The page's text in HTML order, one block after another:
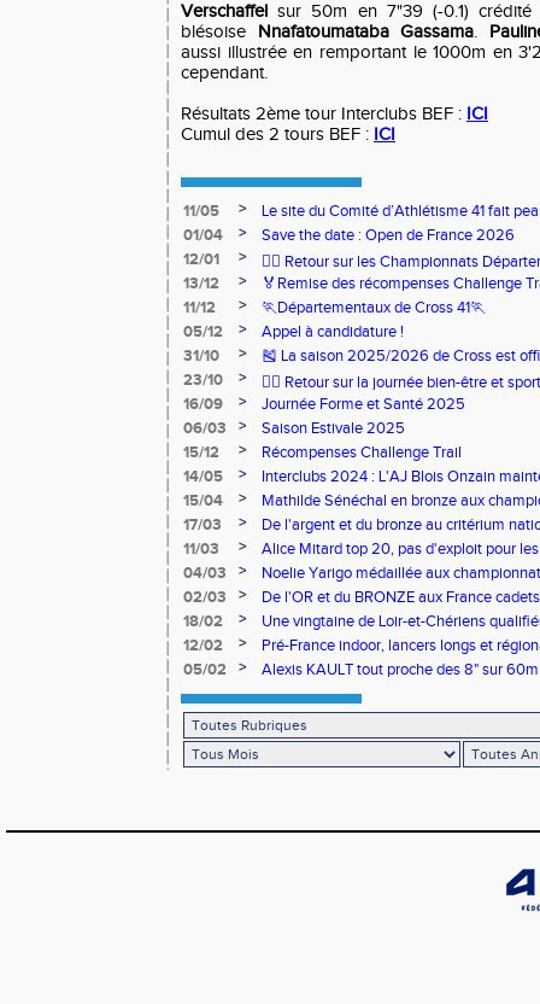
Verschaffel sur 50m en 7"39 (-0.1)
blésoise Nnafatoumataba Gassama.
aussi illustrée en remportant le 1000m en
cependant.
Résultats 2ème tour Interclubs BEF : ICI
Cumul des 2 tours BEF : ICI
11/05 >
Le site du Comité d’Athlétisme 41 fait
01/04
>
Save the date : Open de France 2026
12/01
>
🏃‍♂️ Retour sur les Championnats
13/12
>
🏅Remise des récompenses Challenge
11/12
>
🏃Départementaux de Cross 41🏃
05/12
>
Appel à candidature !
31/10
>
🎽 La saison 2025/2026 de Cross est
23/10
>
🧘‍♀️ Retour sur la journée bien-être et
16/09
>
Journée Forme et Santé 2025
06/03
>
Saison Estivale 2025
15/12
>
Récompenses Challenge Trail
14/05
>
Interclubs 2024 : L'AJ Blois Onzain
Romorantin en N2B
15/04 >
Mathilde Sénéchal en bronze aux
17/03
>
De l'argent et du bronze au critérium
11/03
>
Alice Mitard top 20, pas d'exploit pour
04/03
>
Noelie Yarigo médaillée aux
02/03
>
De l'OR et du BRONZE aux France
18/02
>
Une vingtaine de Loir-et-Chériens
12/02
>
Pré-France indoor, lancers longs et
05/02
> Alexis KAULT tout proche des 8" sur